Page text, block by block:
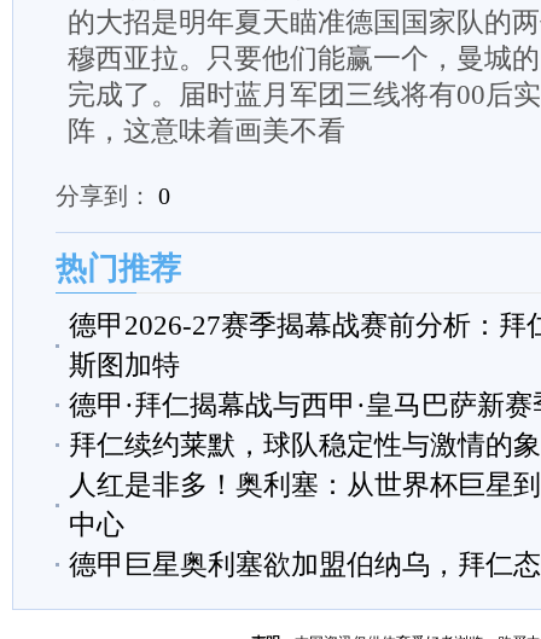
的大招是明年夏天瞄准德国国家队的
穆西亚拉。只要他们能赢一个，曼城
完成了。届时蓝月军团三线将有00后
阵，这意味着画美不看
分享到： 0
热门推荐
德甲2026-27赛季揭幕战赛前分析：拜
斯图加特
德甲·拜仁揭幕战与西甲·皇马巴萨新
拜仁续约莱默，球队稳定性与激情的
人红是非多！奥利塞：从世界杯巨星
中心
德甲巨星奥利塞欲加盟伯纳乌，拜仁